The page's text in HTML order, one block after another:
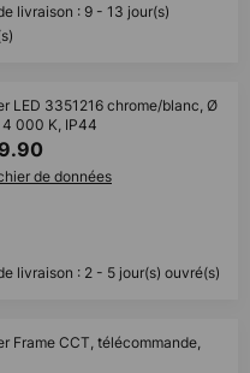
livraison : 9 - 13 jour(s)
LED 3351216 chrome/blanc, Ø
4 000 K, IP44
de données
livraison : 2 - 5 jour(s) ouvré(s)
Frame CCT, télécommande,